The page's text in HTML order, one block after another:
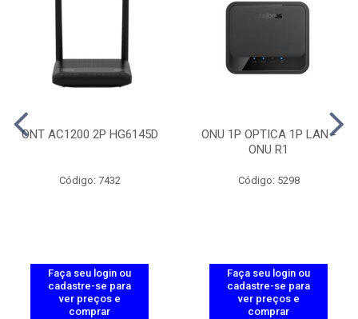
ONT AC1200 2P HG6145D
Código: 7432
Faça seu login ou
cadastre-se para
ver preços e
comprar
ONU 1P OPTICA 1P LAN -
ONU R1
Código: 5298
Faça seu login ou
cadastre-se para
ver preços e
comprar